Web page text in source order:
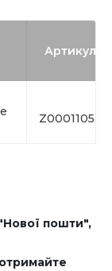
Артикул
Z00011053
пошти",